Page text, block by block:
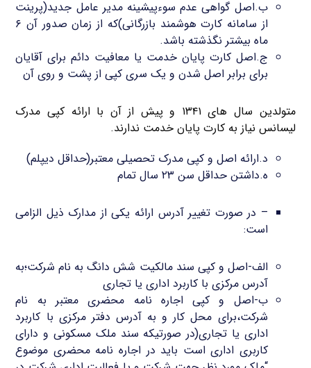
ب.اصل گواهی عدم سوءپیشینه مدیر عامل جدید(پرینت
از سامانه کارت هوشمند بازرگانی)که از زمان صدور آن ۶
ماه بیشتر نگذشته باشد.
ج.اصل کارت پایان خدمت یا معافیت دائم برای آقایان
برای برابر اصل شدن و یک سری کپی از پشت و روی آن
متولدین سال های ۱۳۴۱ و پیش از آن با ارائه کپی مدرک
لیسانس نیاز به کارت پایان خدمت ندارند.
د.ارائه اصل و کپی مدرک تحصیلی معتبر(حداقل دیپلم)
ه.داشتن حداقل سن ۲۳ سال تمام
– در صورت تغییر آدرس ارائه یکی از مدارک ذیل الزامی
است:
الف-اصل و کپی سند مالکیت شش دانگ به نام شرکت؛به
آدرس مرکزی با کاربرد اداری یا تجاری
ب-اصل و کپی اجاره نامه محضری معتبر به نام
شرکت،برای محل کار و به آدرس دفتر مرکزی با کاربرد
اداری یا تجاری(در صورتیکه سند ملک مسکونی و دارای
کاربری اداری است باید در اجاره نامه محضری موضوع